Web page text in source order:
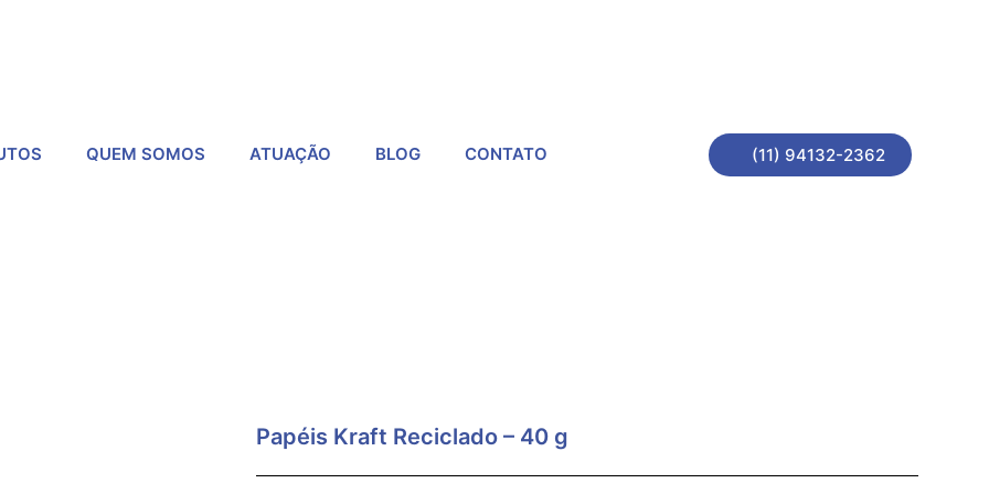
QUEM SOMOS ATUAÇÃO BLOG CONTATO (11) 94132-2362
Papéis Kraft Reciclado – 40 g